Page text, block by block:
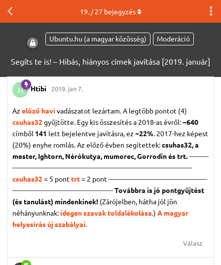
Ubuntu.hu (a magyar közösség) Moderáció
Segíts te is! – Hibás, hiányos címek javítása [2019. január]
19. /27 bejegyzés
H Htibi 2019. jan 7.
Az előző havivadászatot lezártam. A legtöbb pontot (4)
csuhas32gyűjtötte. Egy kis összesítés a 2018-as évről:~640
címből 141 lett bejelentve javításra, ez ~22%. 2017-hez képest
(20%) enyhe romlás. Az előző évben segítettek:csuhas32, a
mester, Ightorn, Nérókutya, mumorec, Gorrodin és trt.----------
-------------------------------------------------------------------------------------------
csuhas32= 5 pont trt= 2 pont --------------------------------------------------
---------------------------------------------------Továbbra is jó pontgyűjtést
(és tanulást) mindenkinek! (Zárójelben, hátha jól jön
néhányunknak: idegen szavak toldalékolása.) A magyar
helyesírás új szabályai.
Válasz